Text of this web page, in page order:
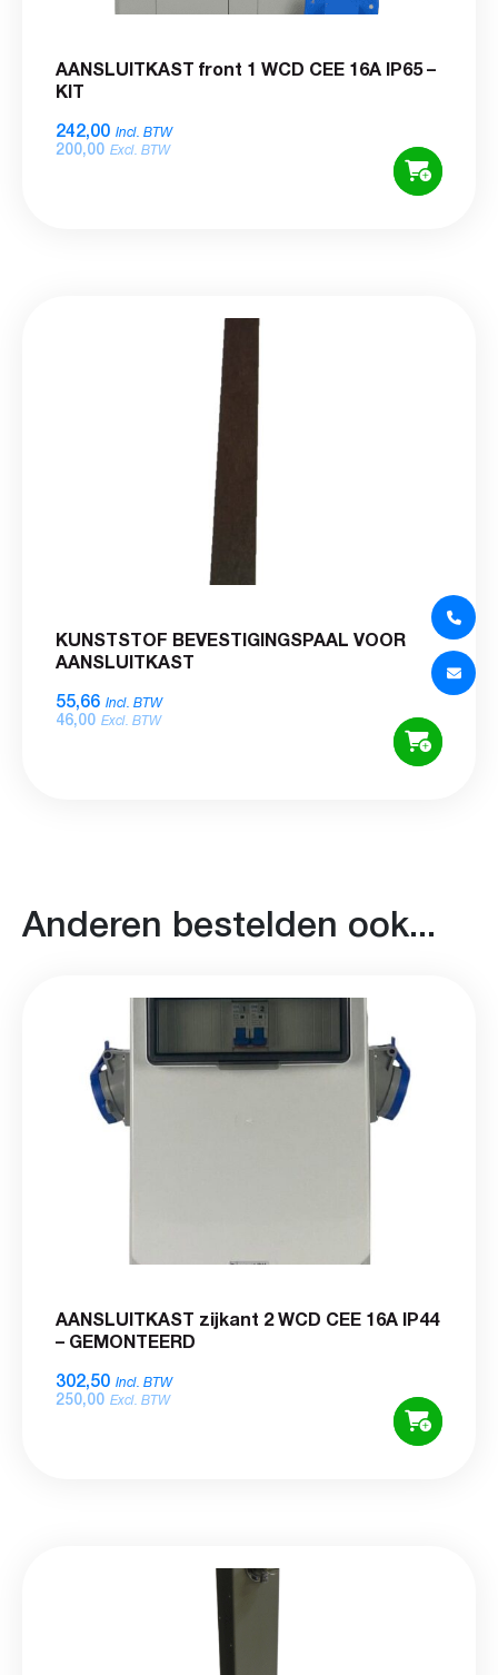
AANSLUITKAST front 1 WCD CEE 16A IP65 –
KIT
242,00 Incl. BTW
200,00 Excl. BTW
KUNSTSTOF BEVESTIGINGSPAAL VOOR
AANSLUITKAST
55,66 Incl. BTW
46,00 Excl. BTW
Anderen bestelden ook...
AANSLUITKAST zijkant 2 WCD CEE 16A IP44
– GEMONTEERD
302,50 Incl. BTW
250,00 Excl. BTW